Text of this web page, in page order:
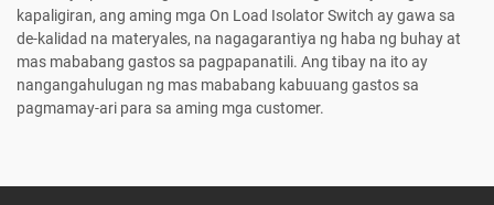
kapaligiran, ang aming mga On Load Isolator Switch ay gawa sa
de-kalidad na materyales, na nagagarantiya ng haba ng buhay at
mas mababang gastos sa pagpapanatili. Ang tibay na ito ay
nangangahulugan ng mas mababang kabuuang gastos sa
pagmamay-ari para sa aming mga customer.